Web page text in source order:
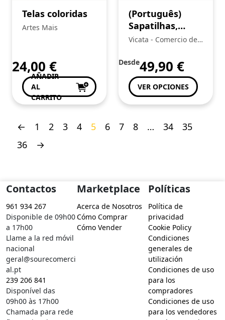
Telas coloridas
Artes Mais
24,00 €
AÑADIR
AL
CARRITO
(Português)
Sapatilhas,
Puma Club Era
Vicata - Comercio de
Unipersonal S.L.:
Desde49,90 €
VER OPCIONES
← 1 2 3 4 5 6 7 8 … 34
35
36
→
Contactos
961 934 267
Disponible de 09h00
a 17h00
Llame a la red móvil
nacional
geral@sourecomerci
al.pt
239 206 841
Disponível das
09h00 às 17h00
Chamada para rede
Marketplace
Acerca de Nosotros
Cómo Comprar
Cómo Vender
Políticas
Política de
privacidad
Cookie Policy
Condiciones
generales de
utilización
Condiciones de uso
para los
compradores
Condiciones de uso
para los vendedores